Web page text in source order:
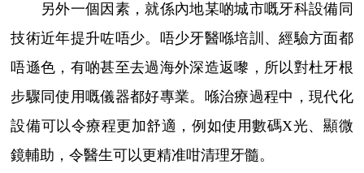
另外一個因素，就係內地某啲城市嘅牙科設備同
技術近年提升咗唔少。唔少牙醫喺培訓、經驗方面都
唔遜色，有啲甚至去過海外深造返嚟，所以對杜牙根
步驟同使用嘅儀器都好專業。喺治療過程中，現代化
設備可以令療程更加舒適，例如使用數碼X光、顯微
鏡輔助，令醫生可以更精准咁清理牙髓。